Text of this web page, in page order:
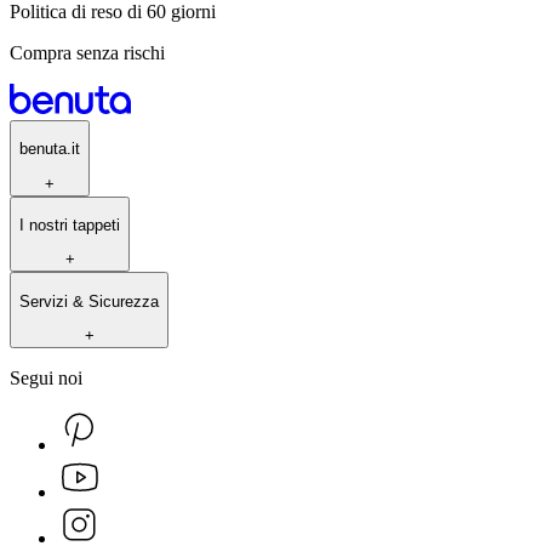
Politica di reso di 60 giorni
Compra senza rischi
benuta.it
+
I nostri tappeti
+
Servizi & Sicurezza
+
Segui noi